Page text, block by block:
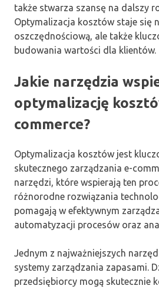
także stwarza szansę na dalszy
Optymalizacja kosztów staje się
oszczędnościową, ale także
budowania wartości dla klientów.
Jakie narzędzia
optymalizację
commerce?
Optymalizacja kosztów jest
skutecznego zarządzania e-
narzędzi, które wspierają ten
różnorodne rozwiązania
pomagają w efektywnym
automatyzacji procesów oraz
Jednym z najważniejszych
systemy zarządzania zapasami.
przedsiębiorcy mogą skutecznie